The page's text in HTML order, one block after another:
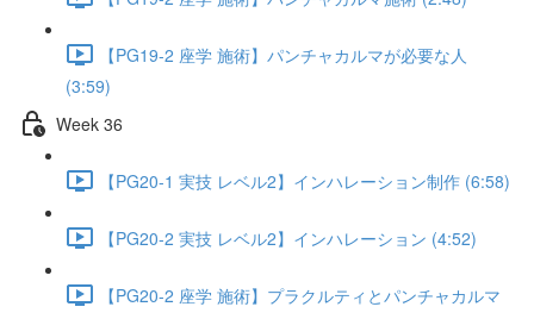
【PG19-2 座学 施術】パンチャカルマが必要な人
(3:59)
Week 36
【PG20-1 実技 レベル2】インハレーション制作 (6:58)
【PG20-2 実技 レベル2】インハレーション (4:52)
【PG20-2 座学 施術】プラクルティとパンチャカルマ